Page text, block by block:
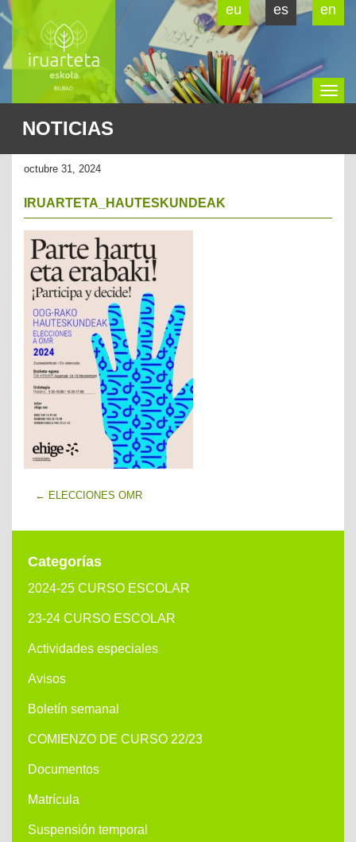
eu es en
NOTICIAS
octubre 31, 2024
IRUARTETA_HAUTESKUNDEAK
← ELECCIONES OMR
Categorías
2024-25 CURSO ESCOLAR
23-24 CURSO ESCOLAR
Actividades especiales
Avisos
Boletín semanal
COMIENZO DE CURSO 22/23
Documentos
Matrícula
Suspensión temporal